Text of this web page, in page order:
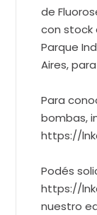
de
con stock
Parque
Aires,
Para
bombas,
https://
Podés
https://
nuestro